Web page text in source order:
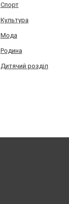
Спорт
Культура
Мода
Родина
Дитячий розділ